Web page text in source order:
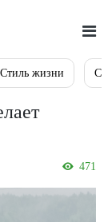
Стиль жизни
471